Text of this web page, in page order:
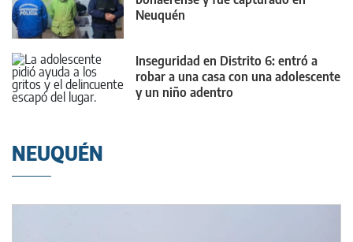
Neuquén
Inseguridad en Distrito 6: entró a
robar a una casa con una adolescente
y un niño adentro
NEUQUÉN